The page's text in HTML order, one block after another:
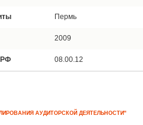
Пермь
2009
08.00.12
АУДИТОРСКОЙ ДЕЯТЕЛЬНОСТИ"